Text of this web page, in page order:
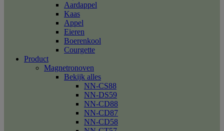
Aardappel
Kaas
Appel
Eieren
Boerenkool
Courgette
Product
Magnetronoven
Bekijk alles
NN-CS88
NN-DS59
NN-CD88
NN-CD87
NN-CD58